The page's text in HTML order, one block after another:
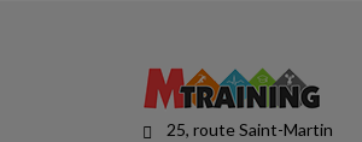
25, route Saint-Martin